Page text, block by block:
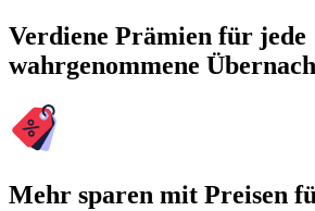
Verdiene Prämien für jede
wahrgenommene
Mehr sparen mit Preisen